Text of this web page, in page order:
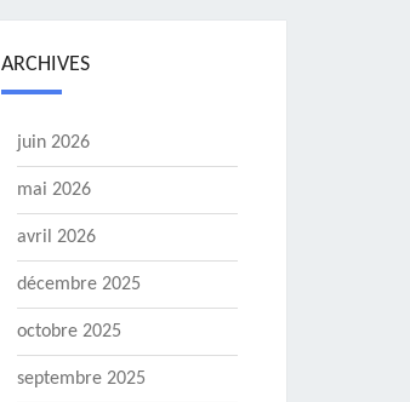
ARCHIVES
juin 2026
mai 2026
avril 2026
décembre 2025
octobre 2025
septembre 2025